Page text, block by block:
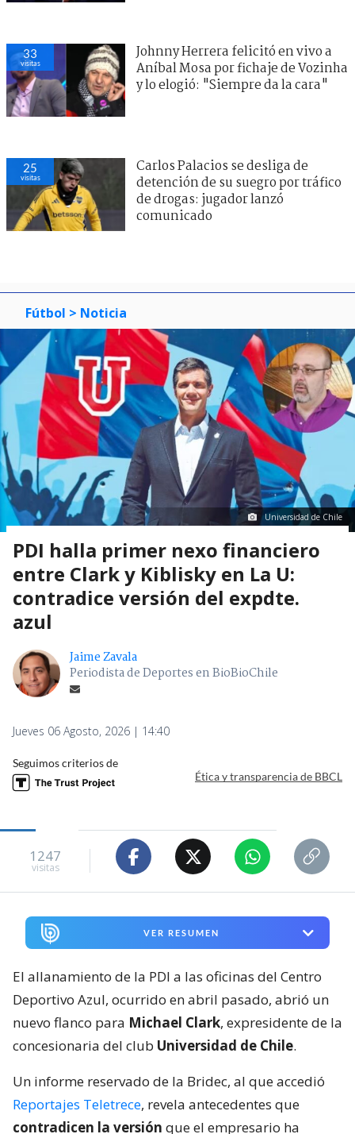
33
visitas
Johnny Herrera felicitó en vivo a
Aníbal Mosa por fichaje de Vozinha
y lo elogió: "Siempre da la cara"
25
visitas
Carlos Palacios se desliga de
detención de su suegro por tráfico
de drogas: jugador lanzó
comunicado
Fútbol > Noticia
Universidad de Chile
PDI halla primer nexo financiero
entre Clark y Kiblisky en La U:
contradice versión del expdte.
azul
Jaime Zavala
Periodista de Deportes en BioBioChile
Jueves 06 Agosto, 2026 | 14:40
Seguimos criterios de
Ética y transparencia de BBCL
1247
visitas
VER RESUMEN
El allanamiento de la PDI a las oficinas del Centro
Deportivo Azul, ocurrido en abril pasado, abrió un
nuevo flanco para Michael Clark, expresidente de la
concesionaria del club Universidad de Chile.
Un informe reservado de la Bridec, al que accedió
Reportajes Teletrece, revela antecedentes que
contradicen la versión que el empresario ha